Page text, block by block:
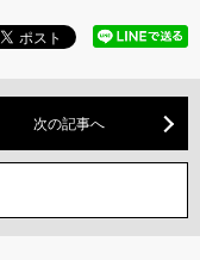
次の記事へ